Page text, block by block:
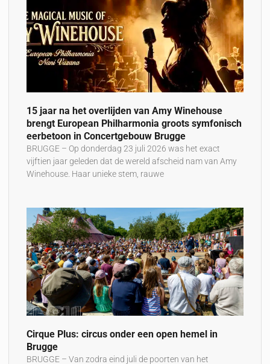
15 jaar na het overlijden van Amy Winehouse
brengt European Philharmonia groots symfonisch
eerbetoon in Concertgebouw Brugge
BRUGGE – Op donderdag 23 juli 2026 was het exact
vijftien jaar geleden dat de wereld afscheid nam van Amy
Winehouse. Haar unieke stem, rauwe
Cirque Plus: circus onder een open hemel in
Brugge
BRUGGE – Van zodra eind juli de poorten van het